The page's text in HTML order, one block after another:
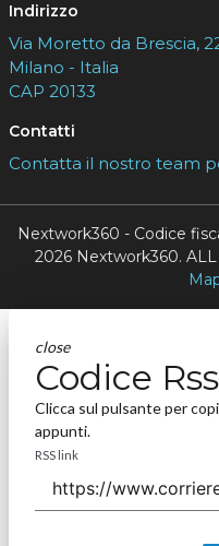
Indirizzo
Via Moretto da Brescia,
Milano - Italia
CAP 20133
Contatti
Contatta il nostro team
Nextwork360 - Codice
2026 Nextwork360. ALL
close
Codice Rss
Clicca sul pulsante per
appunti.
RSS link